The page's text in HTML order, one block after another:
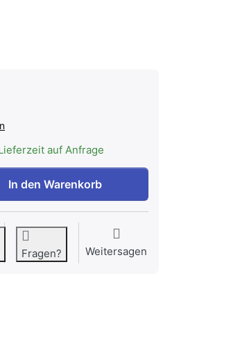
auf Anfrage
DASL9050CN Flachschirmhaube 90 cm
In den Warenkorb
Fragen? Weitersagen